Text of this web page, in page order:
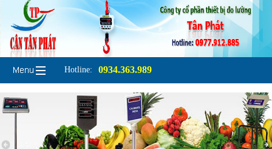
Hotline: 0934.363.989